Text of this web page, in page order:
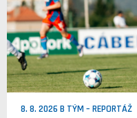
8. 8. 2026 B TÝM – REPORTÁŽ